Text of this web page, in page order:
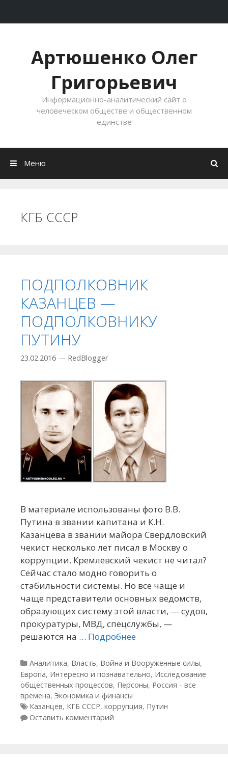
Артюшенко Олег
Григорьевич
Информационно-аналитический сайт о
человеческом обществе и общественном
единстве
Меню
КГБ СССР
ПОДПОЛКОВНИК
КАЗАНЦЕВ —
ПОДПОЛКОВНИКУ
ПУТИНУ
23.02.2016 — RedBlogger
В материале использованы фото В.В.
Путина в звании капитана и К.Н.
Казанцева в звании майора Свердловский
чекист несколько лет писал в Москву о
коррупции. Кремлевский чекист не читал?
Сейчас стало модно говорить о
стабильности системы. Но все чаще и
чаще представители основных ведомств,
образующих систему этой власти, — судов,
прокуратуры, МВД, спецслужбы, —
решаются на … Подробнее
Рубрики
Аналитика, Власть, Война и Вооруженные силы,
Европа, Интересно и познавательно, Исследование
общественных процессов, Персоны, Россия - все
времена, Экономика и финансы
Метки
Казанцев, КГБ СССР, коррупция, Путин
Оставить комментарий